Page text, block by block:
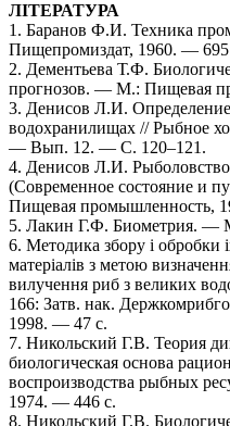
ЛІТЕРАТУРА
1. Баранов Ф.И. Техника
Пищепромиздат, 1960. — 695
2. Дементьева Т.Ф.
прогнозов. — М.: Пищевая
3. Денисов Л.И.
водохранилищах // Рыбное
— Вып. 12. — С. 120–121.
4. Денисов Л.И.
(Современное состояние и
Пищевая промышленность,
5. Лакин Г.Ф. Биометрия. —
6. Методика збору і обробки
матеріалів з метою
вилучення риб з великих
166: Затв. нак.
1998. — 47 с.
7. Никольский Г.В. Теория
биологическая основа
воспроизводства рыбных
1974. — 446 с.
8. Никольский Г.В.